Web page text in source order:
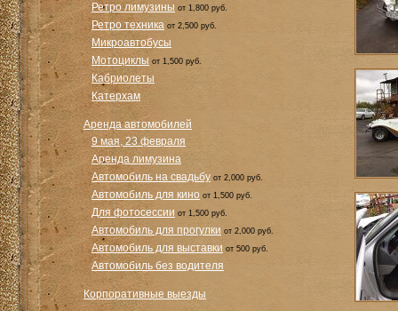
Ретро лимузины от 1,800 руб.
Ретро техника от 2,500 руб.
Микроавтобусы
Мотоциклыот 1,500 руб.
Кабриолеты
Катерхам
Аренда автомобилей
9 мая, 23 февраля
Аренда лимузина
Автомобиль на свадьбу от 2,000 руб.
Автомобиль для кино от 1,500 руб.
Для фотосессии от 1,500 руб.
Автомобиль для прогулки от 2,000 руб.
Автомобиль для выставки от 500 руб.
Автомобиль без водителя
Корпоративные выезды